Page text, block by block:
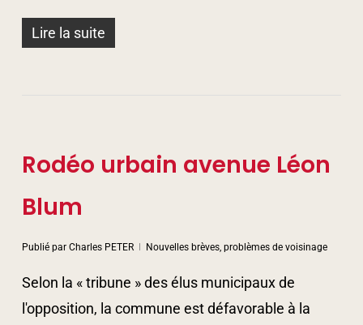
Lire la suite
Rodéo urbain avenue Léon
Blum
Publié par Charles PETER Nouvelles brèves, problèmes de voisinage
Selon la « tribune » des élus municipaux de
l'opposition, la commune est défavorable à la